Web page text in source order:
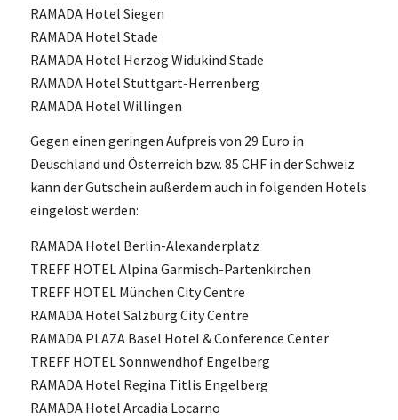
RAMADA Hotel Siegen
RAMADA Hotel Stade
RAMADA Hotel Herzog Widukind Stade
RAMADA Hotel Stuttgart-Herrenberg
RAMADA Hotel Willingen
Gegen einen geringen Aufpreis von 29 Euro in
Deuschland und Österreich bzw. 85 CHF in der Schweiz
kann der Gutschein außerdem auch in folgenden Hotels
eingelöst werden:
RAMADA Hotel Berlin-Alexanderplatz
TREFF HOTEL Alpina Garmisch-Partenkirchen
TREFF HOTEL München City Centre
RAMADA Hotel Salzburg City Centre
RAMADA PLAZA Basel Hotel & Conference Center
TREFF HOTEL Sonnwendhof Engelberg
RAMADA Hotel Regina Titlis Engelberg
RAMADA Hotel Arcadia Locarno